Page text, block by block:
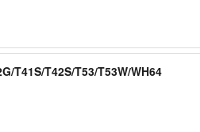
T41S/T42S/T53/T53W/WH64